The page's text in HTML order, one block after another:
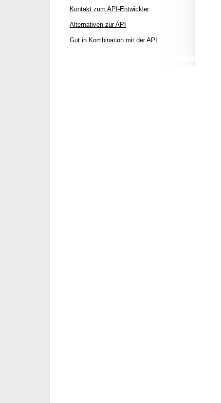
Kontakt zum API-Entwickler
Alternativen zur API
Gut in Kombination mit der API